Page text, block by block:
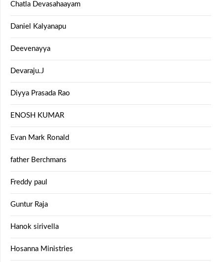
Chatla Devasahaayam
Daniel Kalyanapu
Deevenayya
Devaraju.J
Diyya Prasada Rao
ENOSH KUMAR
Evan Mark Ronald
father Berchmans
Freddy paul
Guntur Raja
Hanok sirivella
Hosanna Ministries